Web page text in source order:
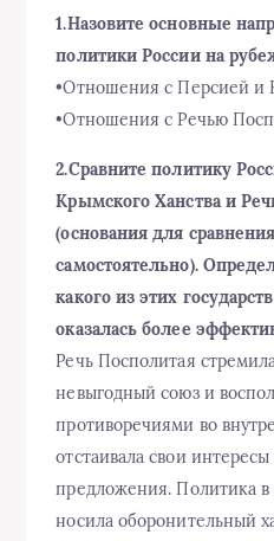
1.Назовите основные
политики России на
•Отношения с Персией и
•Отношения с Речью
2.Сравните политику
Крымского Ханства и
(основания для
самостоятельно).
какого из этих
оказалась более
Речь Посполитая
невыгодный союз и
противоречиями во
отстаивала свои интересы
предложения. Политика
носила оборонительный